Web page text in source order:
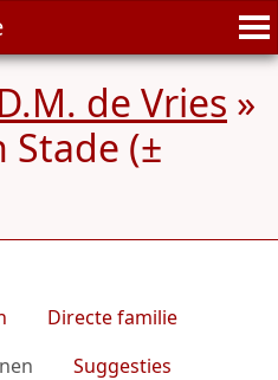
de Vries »
Stade (±
Directe familie
Suggesties